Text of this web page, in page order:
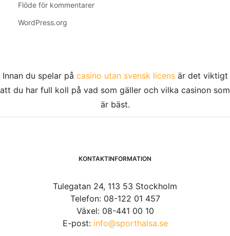
Flöde för kommentarer
WordPress.org
Innan du spelar på casino utan svensk licensär det viktigt
att du har full koll på vad som gäller och vilka casinon som
är bäst.
KONTAKTINFORMATION
Tulegatan 24, 113 53 Stockholm
Telefon: 08-122 01 457
Växel: 08-441 00 10
E-post: info@sporthalsa.se